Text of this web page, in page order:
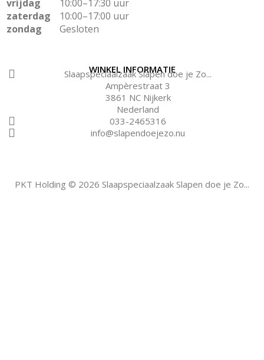
vrijdag
10:00–17:30 uur
zaterdag
10:00–17:00 uur
zondag
Gesloten
WINKEL INFORMATIE
Slaapspeciaalzaak Slapen doe je Zo...
Ampèrestraat 3
3861 NC Nijkerk
Nederland
033-2465316
info@slapendoejezo.nu
PKT Holding © 2026 Slaapspeciaalzaak Slapen doe je Zo...